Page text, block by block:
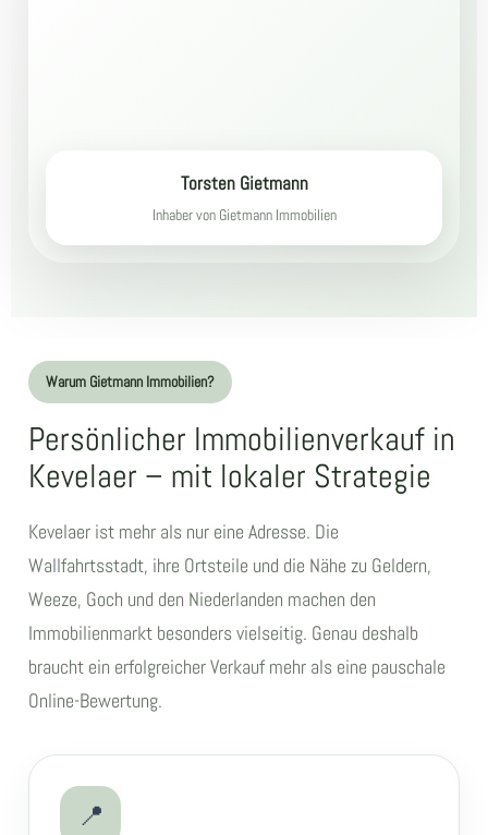
Torsten Gietmann
Inhaber von Gietmann Immobilien
Warum Gietmann Immobilien?
Persönlicher Immobilienverkauf in
Kevelaer – mit lokaler Strategie
Kevelaer ist mehr als nur eine Adresse. Die
Wallfahrtsstadt, ihre Ortsteile und die Nähe zu Geldern,
Weeze, Goch und den Niederlanden machen den
Immobilienmarkt besonders vielseitig. Genau deshalb
braucht ein erfolgreicher Verkauf mehr als eine pauschale
Online-Bewertung.
📍